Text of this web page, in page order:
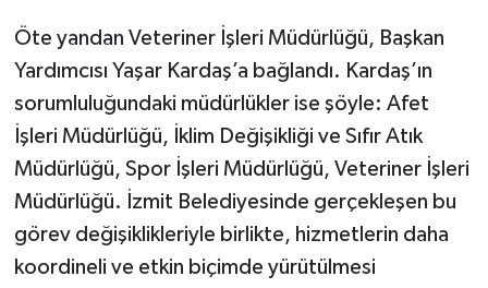
Öte yandan Veteriner İşleri Müdürlüğü, Başkan
Yardımcısı Yaşar Kardaş’a bağlandı. Kardaş’ın
sorumluluğundaki müdürlükler ise şöyle: Afet
İşleri Müdürlüğü, İklim Değişikliği ve Sıfır Atık
Müdürlüğü, Spor İşleri Müdürlüğü, Veteriner İşleri
Müdürlüğü. İzmit Belediyesinde gerçekleşen bu
görev değişiklikleriyle birlikte, hizmetlerin daha
koordineli ve etkin biçimde yürütülmesi